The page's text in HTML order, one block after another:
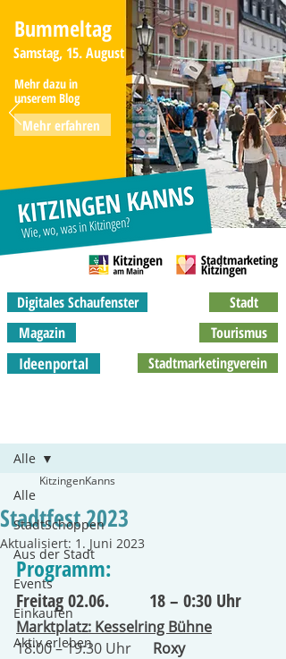
Bummeltag
Samstag, 15. August
Mehr dazu in
unserem Blog
Mehr erfahren
Stadt
Digitales Schaufenster
Magazin
Ideenportal
Tourismus
Stadtmarketingverein
Alle
StadtSchoppen
Aus der Stadt
Events
Einkaufen
Aktiv erleben
Alle
Stadtfest 2023
KitzingenKanns
Aktualisiert: 1. Juni 2023
Programm:
Freitag 02.06.         18 – 0:30 Uhr
Marktplatz: Kesselring Bühne
18:00 – 19:30 Uhr Roxy